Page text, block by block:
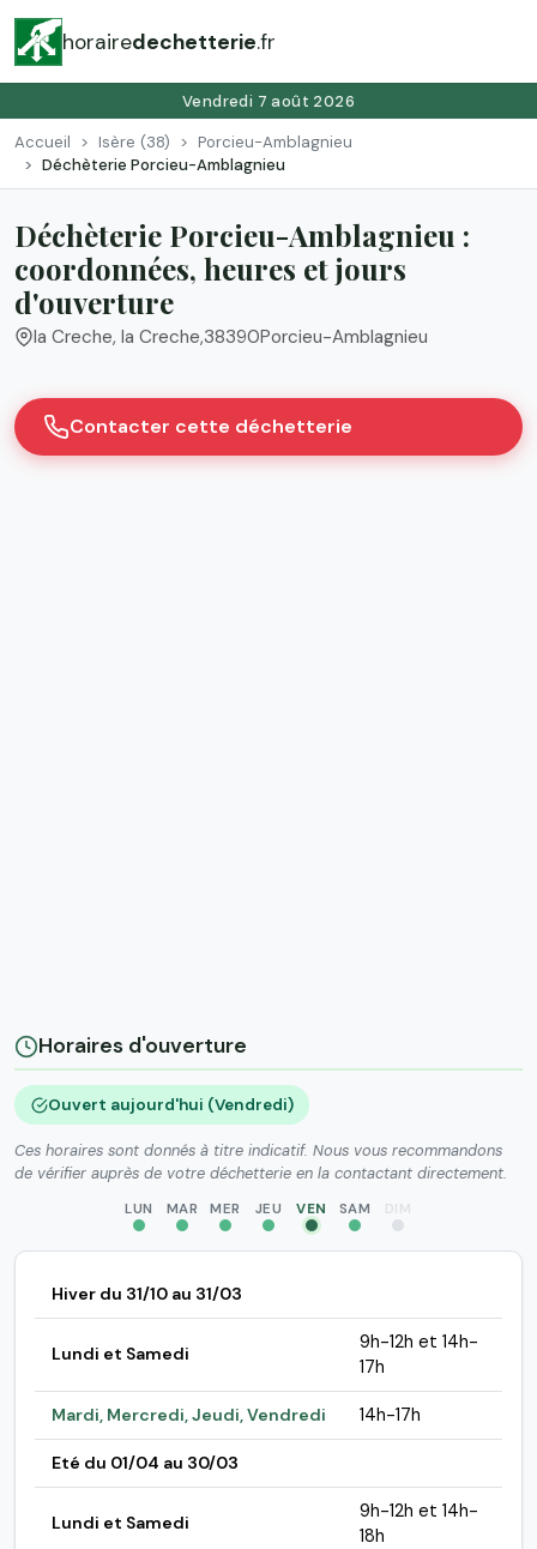
horairedechetterie.fr
Vendredi 7 août 2026
Accueil Isère (38)
Porcieu-Amblagnieu
Déchèterie Porcieu-Amblagnieu
Déchèterie Porcieu-Amblagnieu :
coordonnées, heures et jours
d'ouverture
la Creche, la Creche,38390Porcieu-Amblagnieu
Contacter cette déchetterie
Horaires d'ouverture
Ouvert aujourd'hui (Vendredi)
Ces horaires sont donnés à titre indicatif. Nous vous recommandons
de vérifier auprès de votre déchetterie en la contactant directement.
LUN MAR MER JEU VEN SAM DIM
Hiver du 31/10 au 31/03
Lundi et Samedi
9h-12h et 14h-
17h
Mardi, Mercredi, Jeudi, Vendredi 14h-17h
Eté du 01/04 au 30/03
Lundi et Samedi
9h-12h et 14h-
18h